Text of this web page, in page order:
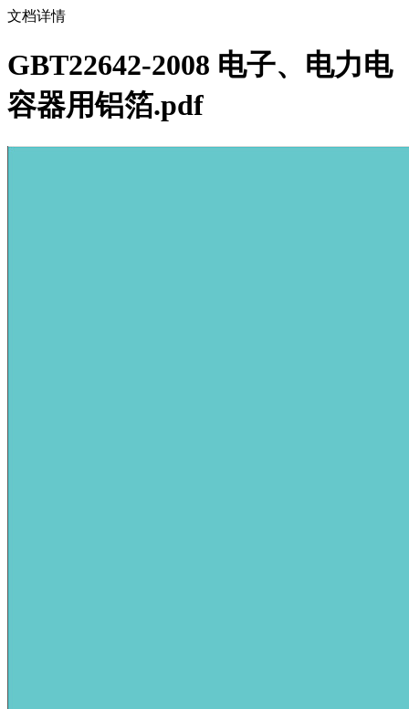
文档详情
GBT22642-2008 电子、电力电
容器用铝箔.pdf